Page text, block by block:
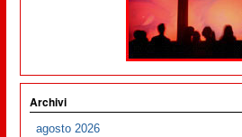
Archivi
agosto 2026